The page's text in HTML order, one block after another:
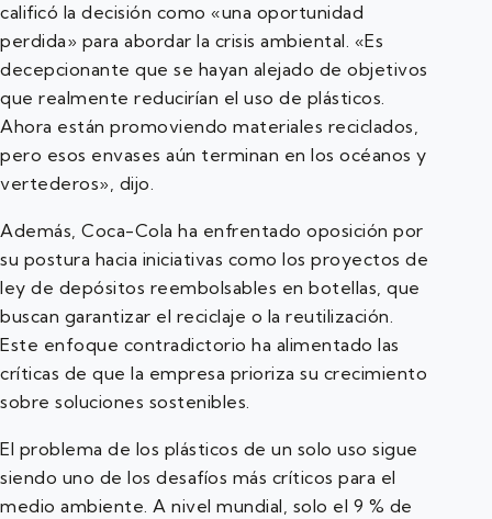
calificó la decisión como «una oportunidad
perdida» para abordar la crisis ambiental. «Es
decepcionante que se hayan alejado de objetivos
que realmente reducirían el uso de plásticos.
Ahora están promoviendo materiales reciclados,
pero esos envases aún terminan en los océanos y
vertederos», dijo.
Además, Coca-Cola ha enfrentado oposición por
su postura hacia iniciativas como los proyectos de
ley de depósitos reembolsables en botellas, que
buscan garantizar el reciclaje o la reutilización.
Este enfoque contradictorio ha alimentado las
críticas de que la empresa prioriza su crecimiento
sobre soluciones sostenibles.
El problema de los plásticos de un solo uso sigue
siendo uno de los desafíos más críticos para el
medio ambiente. A nivel mundial, solo el 9 % de